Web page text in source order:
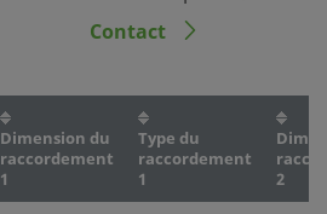
Contact
Dimension du
raccordement
1
Type du
raccordement
1
2